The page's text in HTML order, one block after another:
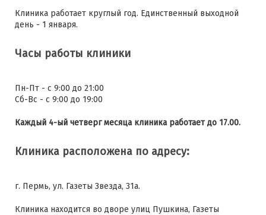
Клиника работает круглый год. Единственный выходной
день - 1 января.
Часы работы клиники
Пн-Пт - с 9:00 до 21:00
Сб-Вс - с 9:00 до 19:00
Каждый 4-ый четверг месяца клиника работает до 17.00.
Клиника расположена по адресу:
г. Пермь, ул. Газеты Звезда, 31а.
Клиника находится во дворе улиц Пушкина, Газеты